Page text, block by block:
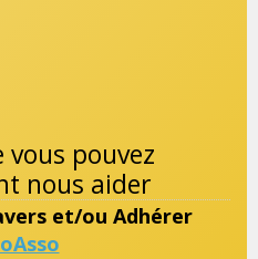
vous pouvez
nous aider
et/ou Adhérer